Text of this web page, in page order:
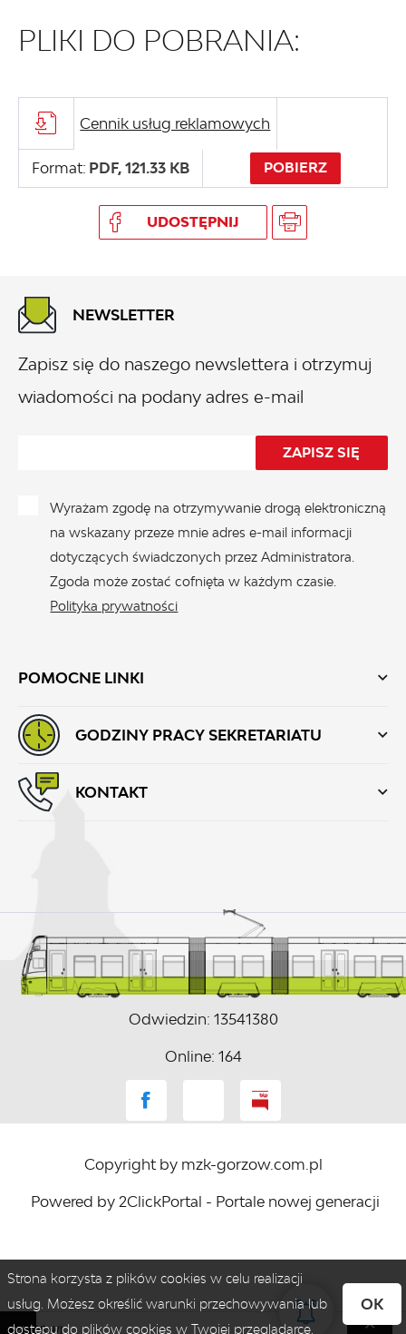
PLIKI DO POBRANIA:
Cennik usług reklamowych
Format: PDF, 121.33 KB POBIERZ
UDOSTĘPNIJ
7,95zł/l
POMOCNE LINKI
NEWSLETTER
Zapisz się do naszego newslettera i otrzymuj
wiadomości na podany adres e-mail
Wyrażam zgodę na otrzymywanie drogą elektroniczną
na wskazany przeze mnie adres e-mail informacji
dotyczących świadczonych przez Administratora.
Zgoda może zostać cofnięta w każdym czasie.
Polityka prywatności
GODZINY PRACY SEKRETARIATU
KONTAKT
Odwiedzin: 13541380
Online: 164
Copyright by mzk-gorzow.com.pl
Powered by 2ClickPortal - Portale nowej generacji
Strona korzysta z plików cookies w celu realizacji
usług. Możesz określić warunki przechowywania lub
dostępu do plików cookies w Twojej przeglądarce.
OK